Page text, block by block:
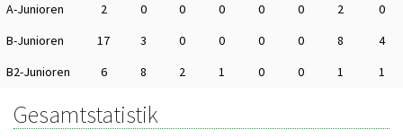
A-Junioren
2 0 0 0 0 0 2
0
B-Junioren
17 3 0 0 0 0 8
4
B2-Junioren
6 8 2 1 0 0 1 1
Gesamtstatistik